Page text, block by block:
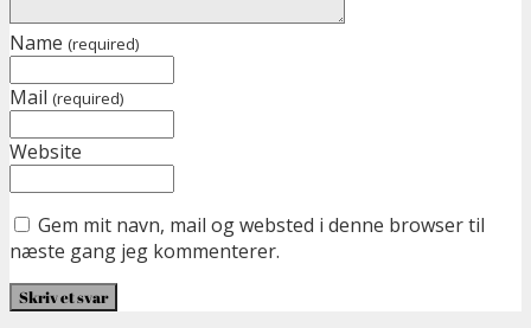
Name (required)
Mail (required)
Website
Gem mit navn, mail og websted i denne browser til
næste gang jeg kommenterer.